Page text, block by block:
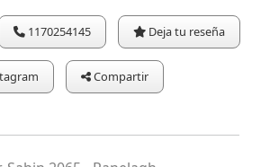
1170254145 Deja tu reseña
Compartir